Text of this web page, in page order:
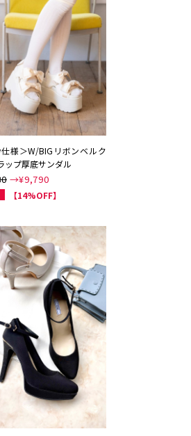
様＞W/BIGリボンベルク
ップ厚底サンダル
→¥9,790
【14%OFF】